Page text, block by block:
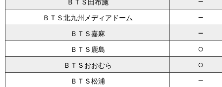
ＢＴＳ田布施
ＢＴＳ北九州メディアドーム －
ＢＴＳ嘉麻 －
ＢＴＳ鹿島 ○
ＢＴＳおおむら ○
ＢＴＳ松浦 －